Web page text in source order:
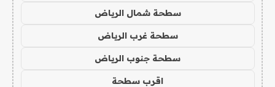
سطحة شمال الرياض
سطحة غرب الرياض
سطحة جنوب الرياض
اقرب سطحة